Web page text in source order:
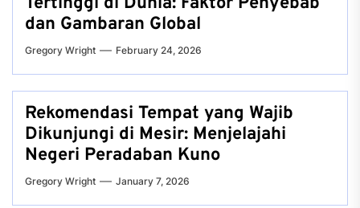
dan Gambaran Global
Gregory Wright February 24, 2026
Rekomendasi Tempat yang Wajib
Dikunjungi di Mesir: Menjelajahi
Negeri Peradaban Kuno
Gregory Wright January 7, 2026